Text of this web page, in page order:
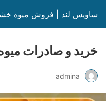
ساویس لند | فروش میوه
خرید و صادرات
admina